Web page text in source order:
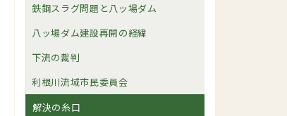
鉄鋼スラグ問題と八ッ場ダム
八ッ場ダム建設再開の経緯
下流の裁判
利根川流域市民委員会
解決の糸口